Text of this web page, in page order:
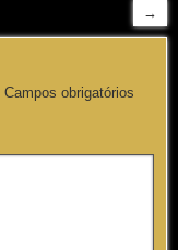
→
Campos obrigatórios